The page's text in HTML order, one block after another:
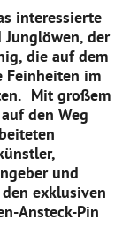
interessierte
der
die auf dem
Feinheiten im
Mit großem
den Weg
und
exklusiven
Ansteck-Pin